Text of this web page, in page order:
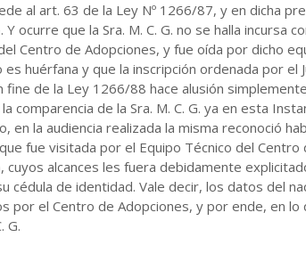
al art. 63 de la Ley Nº 1266/87, y en dicha
ocurre que la Sra. M. C. G. no se halla
Centro de Adopciones, y fue oída por dicho
huérfana y que la inscripción ordenada por
de la Ley 1266/88 hace alusión
comparencia de la Sra. M. C. G. ya en esta
en la audiencia realizada la misma reconoció
fue visitada por el Equipo Técnico del
alcances les fuera debidamente
cédula de identidad. Vale decir, los datos del
por el Centro de Adopciones, y por ende, en
G.